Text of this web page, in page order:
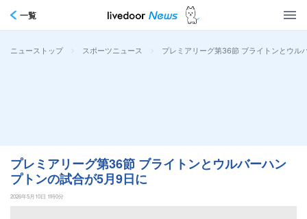
一覧
ニューストップ > スポーツニュース > プレミアリーグ第36節 ブライトンとウル
プレミアリーグ第36節 ブライトンとウルバーハン
プトンの試合が5月9日に
2026年5月10日 1時0分